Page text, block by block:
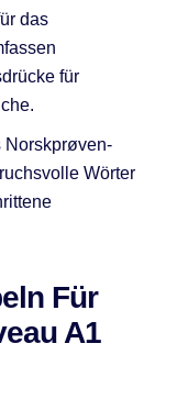
das
für
Norskprøven-
Wörter
Für
A1